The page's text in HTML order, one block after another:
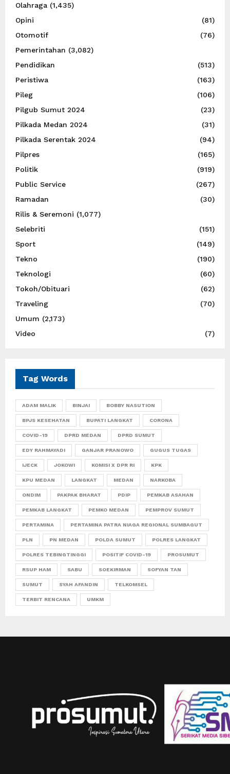
Olahraga (1,435)
Opini
(81)
Otomotif
(76)
Pemerintahan (3,082)
Pendidikan
(513)
Peristiwa
(163)
Pileg
(106)
Pilgub Sumut 2024
(23)
Pilkada Medan 2024
(31)
Pilkada Serentak 2024
(94)
Pilpres
(165)
Politik
(919)
Public Service
(267)
Ramadan
(30)
Rilis & Seremoni (1,077)
Selebriti
(151)
Sport
(149)
Tekno
(190)
Teknologi
(60)
Tokoh/Obituari
(62)
Traveling
(70)
Umum (2,173)
Video
(7)
Tag Words
ADAM MALIK BINJAI BOBBY NASUTION
BPJS KESEHATAN BUPATI LANGKAT CORONA
COVID-19 DPRD MEDAN DPRD SUMUT
EDY RAHMAYADI GANJAR PRANOWO GUGUS TUGAS
IJECK JOKOWI KOMISI X DPR RI KPK
KPU MEDAN LANGKAT MEDAN NARKOBA
ONDIM PAKPAK BHARAT PDIP PEMKAB ASAHAN
PEMKAB LANGKAT PEMKO MEDAN PEMPROV SUMUT
PERTAMINA PERTAMINA PATRA NIAGA REGIONAL SUMBAGUT
PLN PN MEDAN POLDA SUMUT POLRES LANGKAT
POLRES TEBINGTINGGI POSITIF COVID-19 PROSUMUT
RSUP HAM SABU SOEKIRMAN SOFYAN TAN
SUMUT SYAH AFANDIN TELKOMSEL
TERBIT RENCANA UMKM